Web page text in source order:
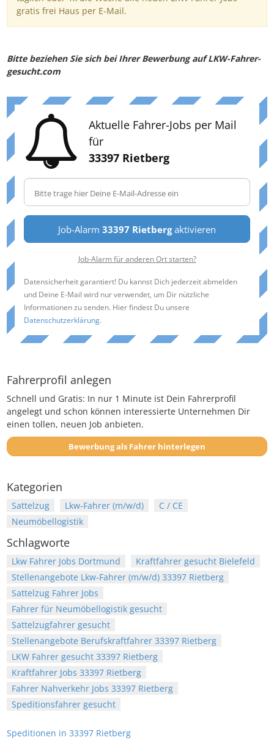
gratis frei Haus per E-Mail.
Bitte beziehen Sie sich bei Ihrer Bewerbung auf LKW-Fahrer-
gesucht.com
Aktuelle Fahrer-Jobs per Mail
für
33397 Rietberg
Job-Alarm 33397 Rietbergaktivieren
Job-Alarm für anderen Ort starten?
Datensicherheit garantiert! Du kannst Dich jederzeit abmelden
und Deine E-Mail wird nur verwendet, um Dir nützliche
Informationen zu senden. Hier findest Du unsere
Datenschutzerklärung.
Fahrerprofil anlegen
Schnell und Gratis: In nur 1 Minute ist Dein Fahrerprofil
angelegt und schon können interessierte Unternehmen Dir
einen tollen, neuen Job anbieten.
Bewerbung als Fahrer hinterlegen
Kategorien
Sattelzug Lkw-Fahrer (m/w/d)
C / CE
Neumöbellogistik
Schlagworte
Lkw Fahrer Jobs Dortmund
Kraftfahrer gesucht Bielefeld
Stellenangebote Lkw-Fahrer (m/w/d) 33397 Rietberg
Sattelzug Fahrer Jobs
Fahrer für Neumöbellogistik gesucht
Sattelzugfahrer gesucht
Stellenangebote Berufskraftfahrer 33397 Rietberg
LKW Fahrer gesucht 33397 Rietberg
Kraftfahrer Jobs 33397 Rietberg
Fahrer Nahverkehr Jobs 33397 Rietberg
Speditionsfahrer gesucht
Speditionen in 33397 Rietberg